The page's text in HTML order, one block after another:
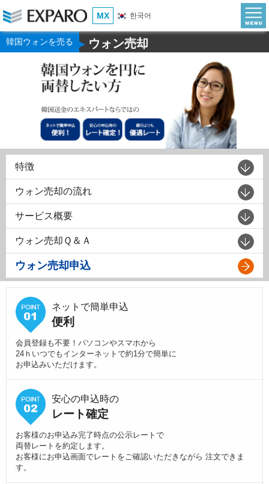
MX 한국어
韓国ウォンを売る ▶ウォン売却
特徴
ウォン売却の流れ
サービス概要
ウォン売却Ｑ＆Ａ
ウォン売却申込
ネットで簡単申込
便利
会員登録も不要！パソコンやスマホから
24ｈいつでもインターネットで約1分で簡単に
お申込みいただけます。
安心の申込時の
レート確定
お客様のお申込み完了時点の公示レートで
両替レートを約定します。
お客様にお申込画面でレートをご確認いただきながら 注文できま
す。